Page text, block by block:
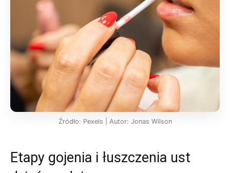
Źródło: Pexels | Autor: Jonas Wilson
Etapy gojenia i łuszczenia ust